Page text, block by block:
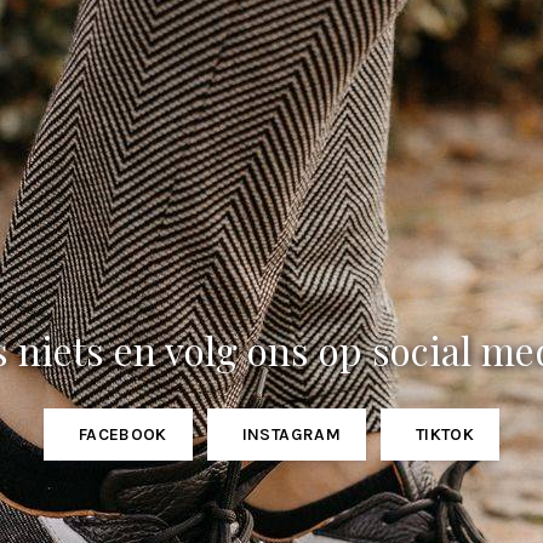
niets en volg ons op social
FACEBOOK INSTAGRAM TIKTOK